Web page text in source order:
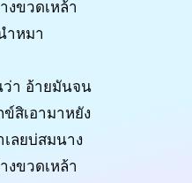
งขวดเหล้า
ำหมา
ว่า อ้ายมันจน
สิเอามาหยัง
ลยบ่สมนาง
งขวดเหล้า